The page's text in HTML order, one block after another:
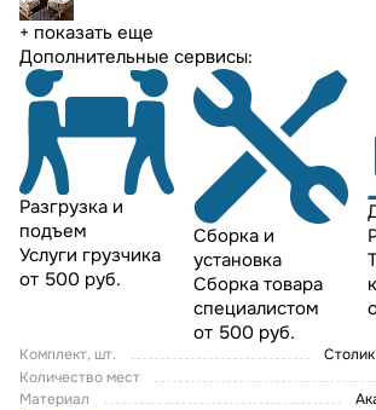
+ показать еще
Дополнительные сервисы:
Разгрузка и
подъем
Услуги грузчика
от 500 руб.
Сборка и
установка
Сборка товара
специалистом
от 500 руб.
Комплект, шт.
Количество мест
Материал